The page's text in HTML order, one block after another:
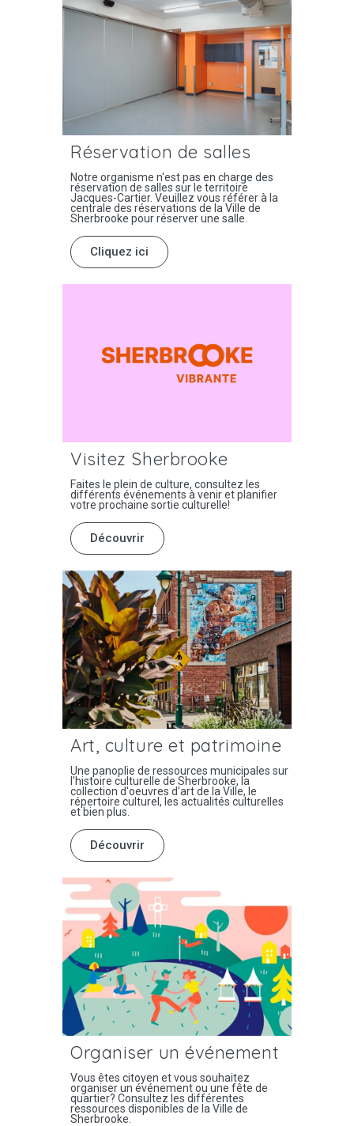
Réservation de salles
Notre organisme n'est pas en charge des
réservation de salles sur le territoire
Jacques-Cartier. Veuillez vous référer à la
centrale des réservations de la Ville de
Sherbrooke pour réserver une salle.
Cliquez ici
Visitez Sherbrooke
Faites le plein de culture, consultez les
différents événements à venir et planifier
votre prochaine sortie culturelle!
Découvrir
Art, culture et patrimoine
Une panoplie de ressources municipales sur
l'histoire culturelle de Sherbrooke, la
collection d'oeuvres d'art de la Ville, le
répertoire culturel, les actualités culturelles
et bien plus.
Découvrir
Organiser un événement
Vous êtes citoyen et vous souhaitez
organiser un événement ou une fête de
quartier? Consultez les différentes
ressources disponibles de la Ville de
Sherbrooke.